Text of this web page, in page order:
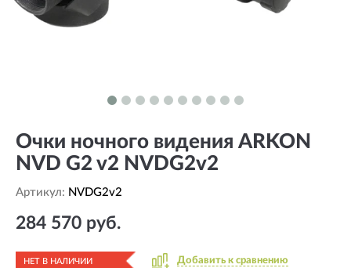
Очки ночного видения ARKON
NVD G2 v2 NVDG2v2
Артикул: NVDG2v2
284 570 руб.
НЕТ В НАЛИЧИИ Добавить к сравнению